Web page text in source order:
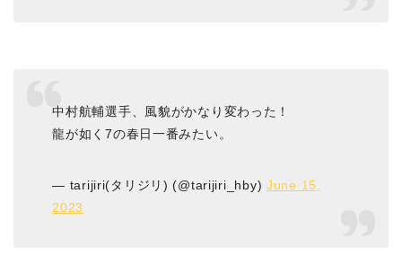
中村航輔選手、風貌がかなり変わった！
龍が如く7の春日一番みたい。
— tarijiri(タリジリ) (@tarijiri_hby) June 15,
2023